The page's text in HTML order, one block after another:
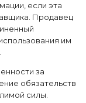
если эта
Продавец
им
за
обязательств
силы.